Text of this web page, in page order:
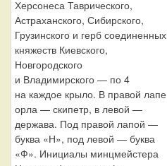
Херсонеса Таврического,
Астраханского, Сибирского,
Грузинского и герб соединенных
княжеств Киевского,
Новгородского
и Владимирского — по 4
на каждое крыло. В правой лапе
орла — скипетр, в левой —
держава. Под правой лапой —
буква «Н», под левой — буква
«Ф». Инициалы минцмейстера